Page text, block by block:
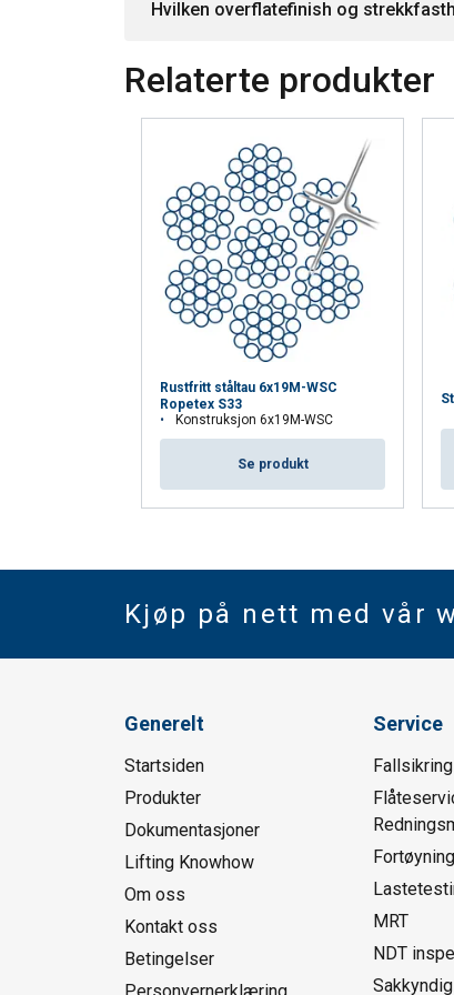
Hvilken overflatefinish og
Relaterte produkter
Rustfritt ståltau 6x19M-WSC
Ropetex S33
Konstruksjon 6x19M-WSC
Se produkt
Kjøp på nett med vår
Generelt
Startsiden
Produkter
Dokumentasjoner
Lifting Knowhow
Om oss
Kontakt oss
Betingelser
Service
MRT
NDT